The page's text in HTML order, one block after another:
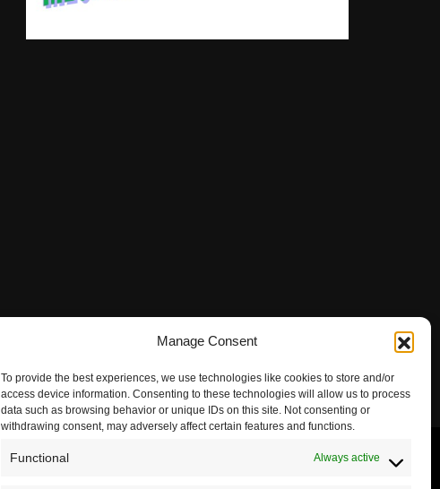
Manage Consent
To provide the best experiences, we use technologies like cookies to store and/or
access device information. Consenting to these technologies will allow us to process
data such as browsing behavior or unique IDs on this site. Not consenting or
withdrawing consent, may adversely affect certain features and functions.
Functional Always active